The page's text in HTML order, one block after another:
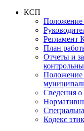
КСП
Регламент
План
Отчеты и
Положение
Сведения о
Кодекс